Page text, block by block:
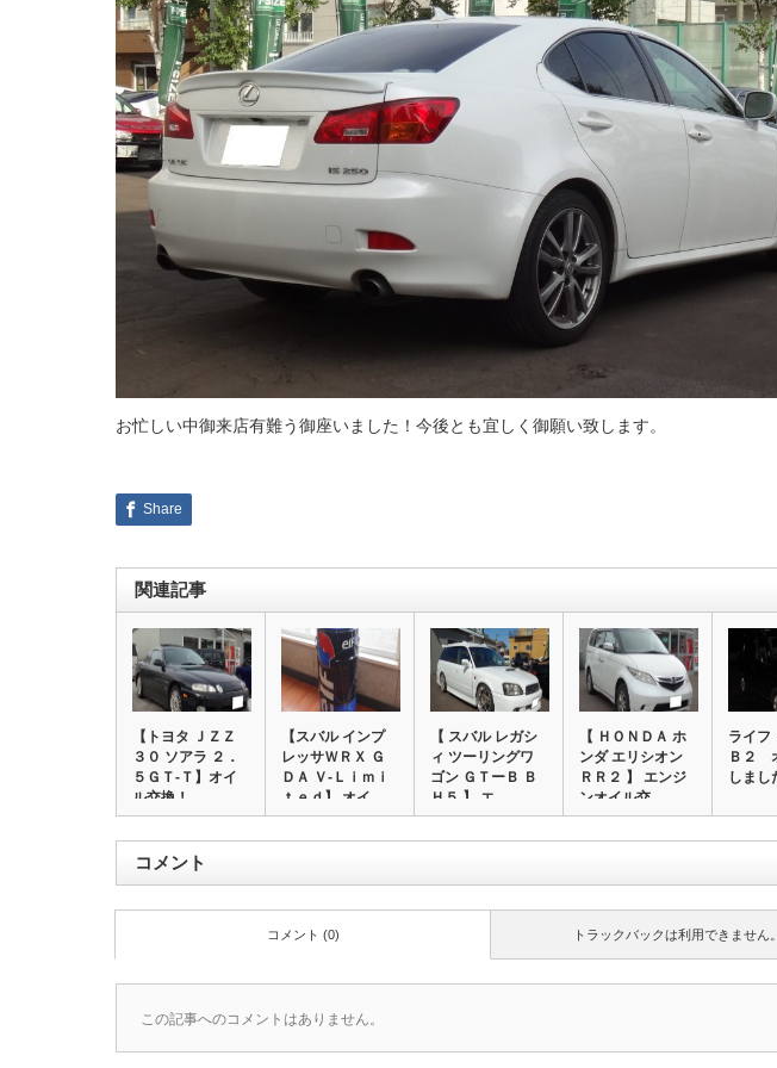
お忙しい中御来店有難う御座いました！今後とも宜しく御願い致します。
Share
関連記事
【トヨタ ＪＺＺ
３０ ソアラ ２．
５ＧＴ‐Ｔ】オイ
ル交換！
【スバル インプ
レッサＷＲＸ Ｇ
ＤＡ Ｖ‐Ｌｉｍｉ
ｔｅｄ】 オイ…
【 スバル レガシ
ィ ツーリングワ
ゴン ＧＴーＢ Ｂ
Ｈ５ 】 エ…
【 ＨＯＮＤＡ ホ
ンダ エリシオン
ＲＲ２ 】 エンジ
ンオイル交…
ライフ
Ｂ２
しまし
コメント
トラックバックは利用できません。
コメント (0)
この記事へのコメントはありません。